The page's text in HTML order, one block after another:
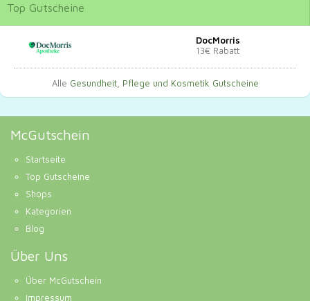
Top Gutscheine
DocMorris
13€ Rabatt
Alle Gesundheit, Pflege und Kosmetik Gutscheine
McGutschein
Startseite
Top Gutscheine
Shops
Kategorien
Blog
Über Uns
Über McGutschein
Impressum